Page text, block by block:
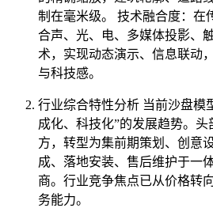
制在毫米级。 技术融合度：在
合声、光、电、多媒体投影、
术，实现动态演示、信息联动
与科技感。
行业综合特性分析 当前沙盘模
成化、科技化”的发展趋势。
方，转型为集前期策划、创意
成、落地安装、售后维护于一
商。行业竞争焦点已从价格转
务能力。